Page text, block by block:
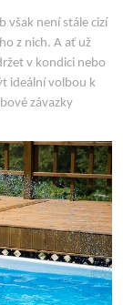
však není stále cizí
z nich. A ať už
v kondici nebo
ideální volbou k
závazky